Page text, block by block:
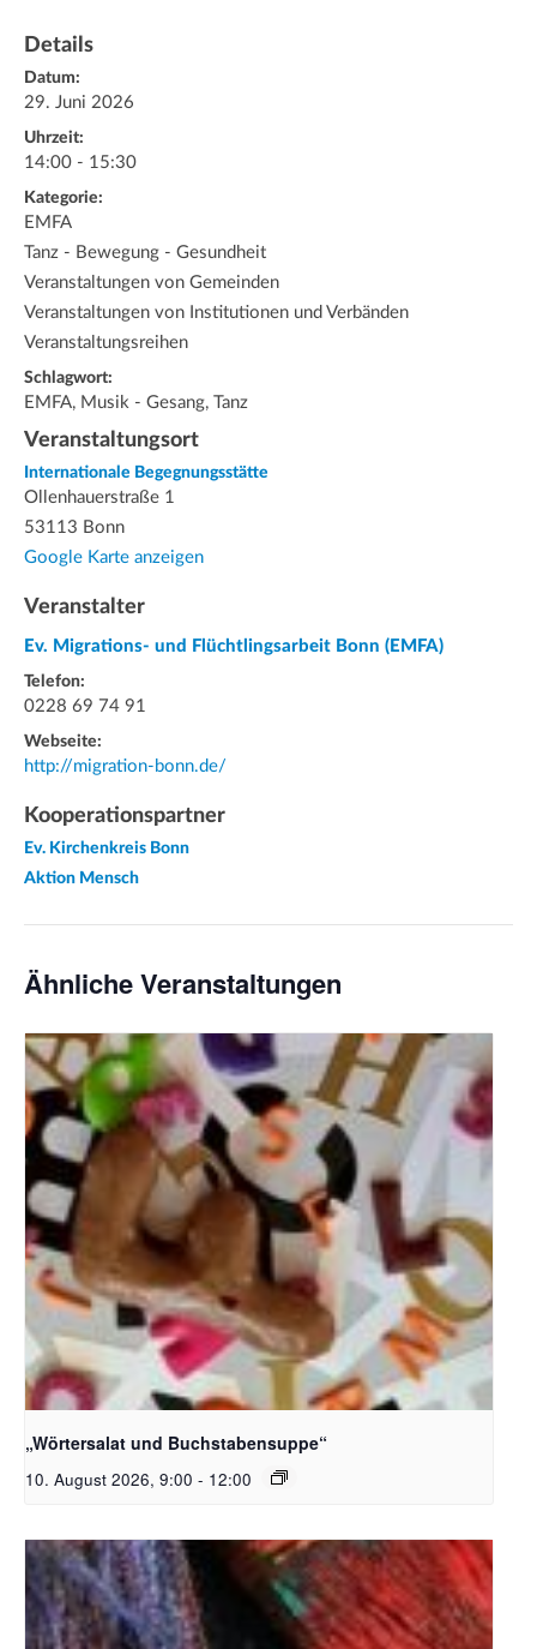
Details
Datum:
29. Juni 2026
Uhrzeit:
14:00 - 15:30
Kategorie:
EMFA
Tanz - Bewegung - Gesundheit
Veranstaltungen von Gemeinden
Veranstaltungen von Institutionen und Verbänden
Veranstaltungsreihen
Schlagwort:
EMFA, Musik - Gesang, Tanz
Veranstaltungsort
Internationale Begegnungsstätte
Ollenhauerstraße 1
53113 Bonn
Google Karte anzeigen
Veranstalter
Ev. Migrations- und Flüchtlingsarbeit Bonn (EMFA)
Telefon:
0228 69 74 91
Webseite:
http://migration-bonn.de/
Kooperationspartner
Ev. Kirchenkreis Bonn
Aktion Mensch
Ähnliche Veranstaltungen
Bildquelle_ Pixabay Free_Christoph Meinersmann
„Wörtersalat und Buchstabensuppe“
10. August 2026, 9:00 - 12:00